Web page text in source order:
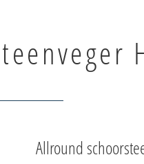
Allround